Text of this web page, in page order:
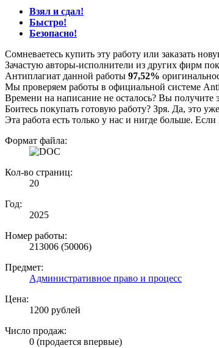
Взял и сдал!
Быстро!
Безопасно!
Сомневаетесь купить эту работу или заказать
Зачастую авторы-исполнители из других фирм
Антиплагиат данной работы 97,52%
Мы проверяем работы в официальной системе
Времени на написание не осталось? Вы получите
Боитесь покупать готовую работу? Зря. Да, это
Эта работа есть только у нас и нигде больше.
Формат файла:
Кол-во страниц:
20
Год:
2025
Номер работы:
213006 (50006)
Предмет:
Административное право и процесс
Цена:
1200 рублей
Число продаж:
0 (продается впервые)